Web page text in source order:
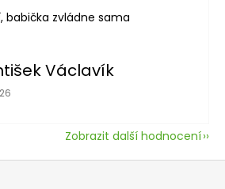
babička zvládne sama
Václavík
obchodu je 5 z 5 hvězdiček.
Zobrazit další hodnocení